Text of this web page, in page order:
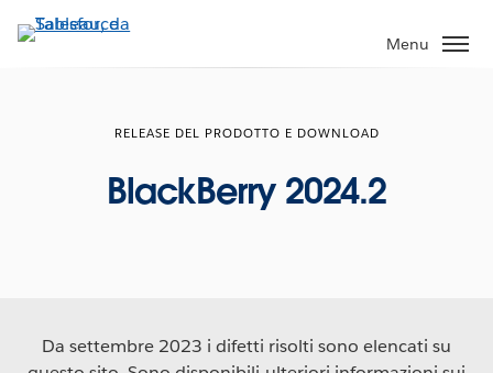
Passa
Menu
RELEASE DEL PRODOTTO E DOWNLOAD
BlackBerry 2024.2
Da settembre 2023 i difetti risolti sono elencati su